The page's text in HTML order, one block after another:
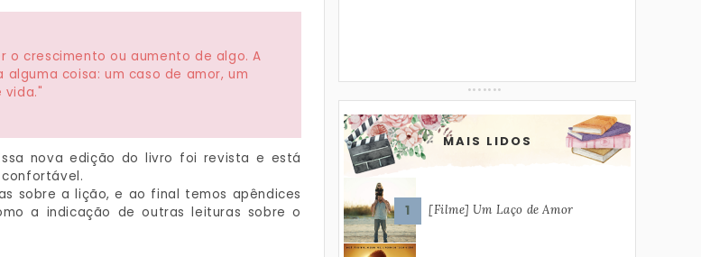
o crescimento ou aumento de algo. A
coisa: um caso de amor, um
vida."
nova edição do livro foi revista e está
sobre a lição, e ao final temos apêndices
a indicação de outras leituras sobre o
MAIS LIDOS
[Filme] Um Laço de Amor